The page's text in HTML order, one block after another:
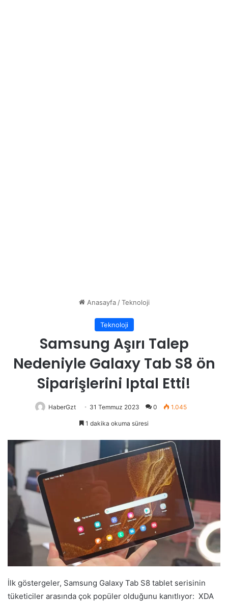
Anasayfa / Teknoloji
Teknoloji
Samsung Aşırı Talep
Nedeniyle Galaxy Tab S8 ön
Siparişlerini Iptal Etti!
HaberGzt 31 Temmuz 2023 0 1.045
1 dakika okuma süresi
İlk göstergeler, Samsung Galaxy Tab S8 tablet serisinin
tüketiciler arasında çok popüler olduğunu kanıtlıyor: XDA